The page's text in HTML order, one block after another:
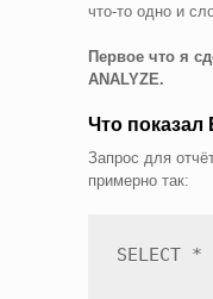
что-то одно и
Первое что я
ANALYZE.
Что показал
Запрос для
примерно так:
SELECT *